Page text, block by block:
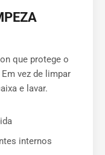
que protege o
vez de limpar
e lavar.
internos